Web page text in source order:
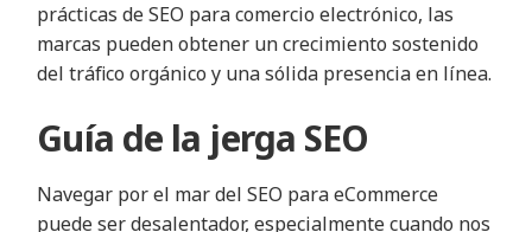
prácticas de SEO para comercio electrónico, las
marcas pueden obtener un crecimiento sostenido
del tráfico orgánico y una sólida presencia en línea.
Guía de la jerga SEO
Navegar por el mar del SEO para eCommerce
puede ser desalentador, especialmente cuando nos